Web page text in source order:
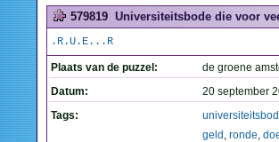
579819 Universiteitsbode die voor
.R.U.E...R
Plaats van de puzzel:
de groene
Datum:
20 september
Tags:
geld , ronde,